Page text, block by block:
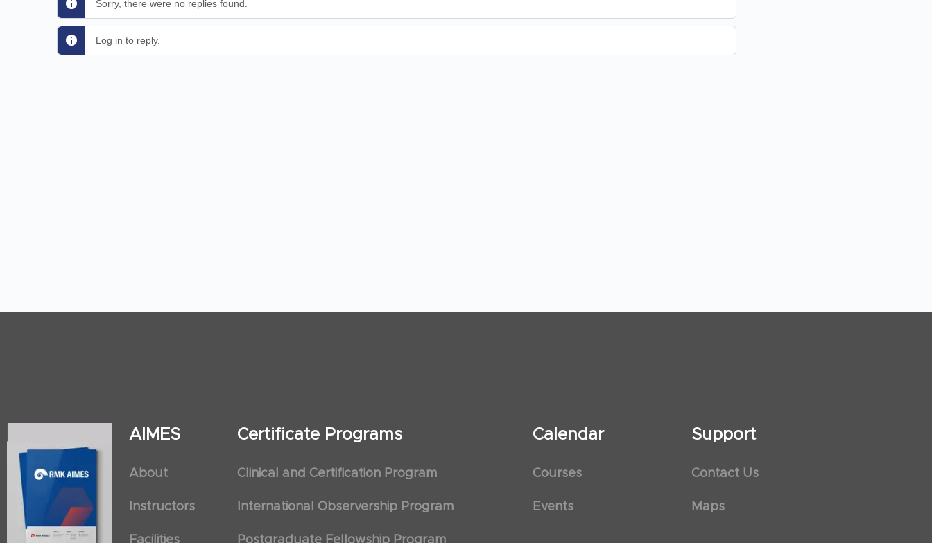
Sorry, there were no replies found.
Log in to reply.
AIMES
About
Instructors
Facilities
Certificate Programs
Clinical and Certification Program
International Observership Program
Postgraduate Fellowship Program
Calendar
Courses
Events
Support
Contact Us
Maps